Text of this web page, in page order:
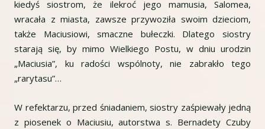
kiedyś siostrom, że ilekroć jego mamusia, Salomea,
wracała z miasta, zawsze przywoziła swoim dzieciom,
także Maciusiowi, smaczne bułeczki. Dlatego siostry
starają się, by mimo Wielkiego Postu, w dniu urodzin
„Maciusia”, ku radości wspólnoty, nie zabrakło tego
„rarytasu”…
W refektarzu, przed śniadaniem, siostry zaśpiewały jedną
z piosenek o Maciusiu, autorstwa s. Bernadety Czuby